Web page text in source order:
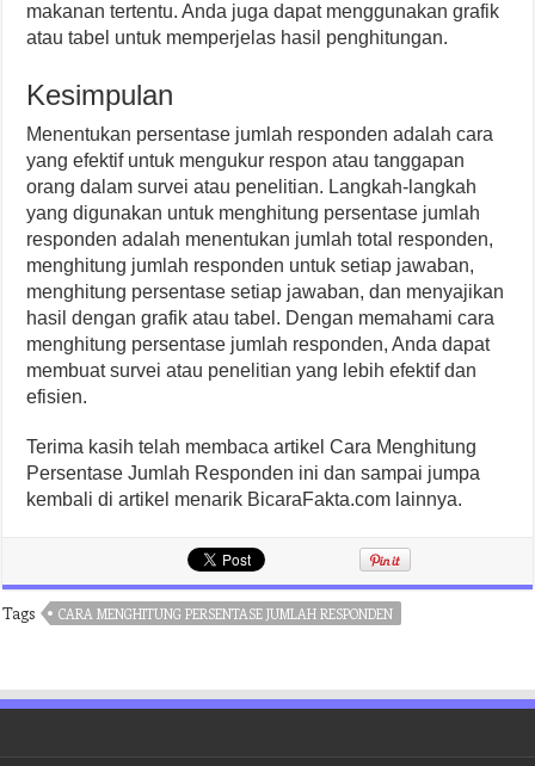
makanan tertentu. Anda juga dapat menggunakan grafik
atau tabel untuk memperjelas hasil penghitungan.
Kesimpulan
Menentukan persentase jumlah responden adalah cara
yang efektif untuk mengukur respon atau tanggapan
orang dalam survei atau penelitian. Langkah-langkah
yang digunakan untuk menghitung persentase jumlah
responden adalah menentukan jumlah total responden,
menghitung jumlah responden untuk setiap jawaban,
menghitung persentase setiap jawaban, dan menyajikan
hasil dengan grafik atau tabel. Dengan memahami cara
menghitung persentase jumlah responden, Anda dapat
membuat survei atau penelitian yang lebih efektif dan
efisien.
Terima kasih telah membaca artikel Cara Menghitung
Persentase Jumlah Responden ini dan sampai jumpa
kembali di artikel menarik BicaraFakta.com lainnya.
Tags CARA MENGHITUNG PERSENTASE JUMLAH RESPONDEN